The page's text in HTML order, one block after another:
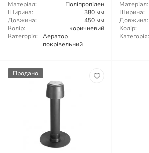
Матеріал:
Поліпропілен
Ширина:
380 мм
Довжина:
450 мм
Колір:
коричневий
Категорія:
Аератор
покрівельний
Матеріал:
Ширина:
Довжина:
Колір:
Категорія:
Продано